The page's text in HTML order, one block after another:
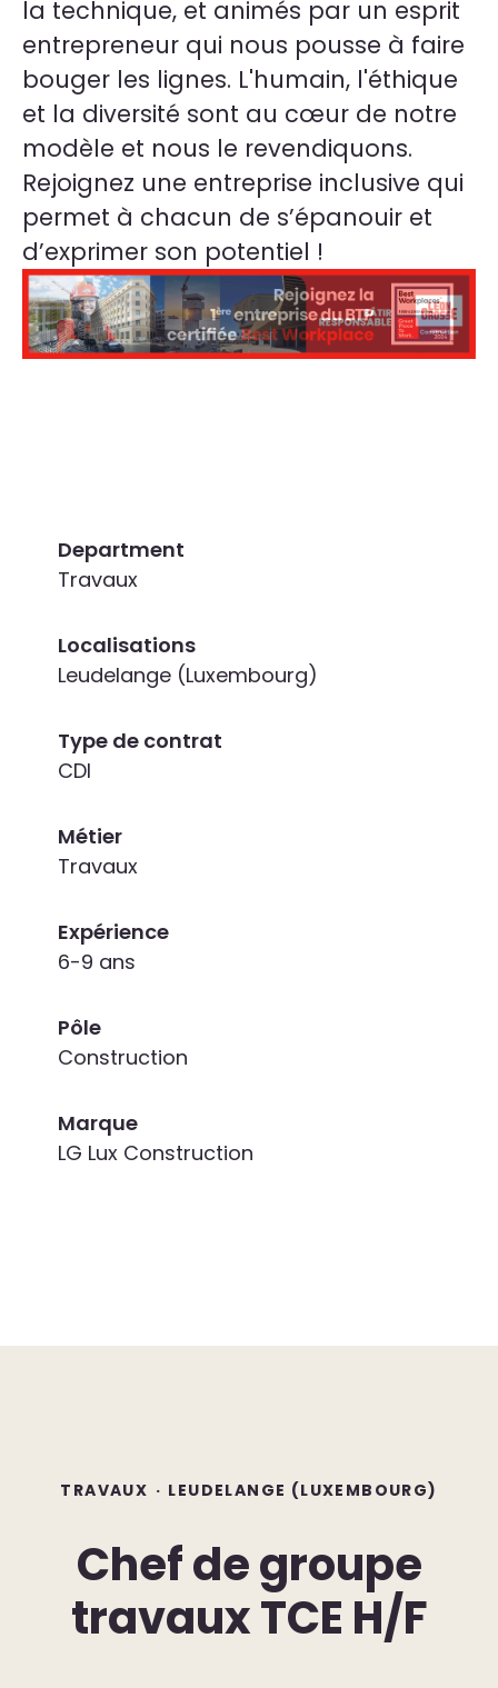
la technique, et animés par un esprit
entrepreneur qui nous pousse à faire
bouger les lignes. L'humain, l'éthique
et la diversité sont au cœur de notre
modèle et nous le revendiquons.
Rejoignez une entreprise inclusive qui
permet à chacun de s’épanouir et
d’exprimer son potentiel !
Department
Travaux
Localisations
Leudelange (Luxembourg)
Type de contrat
CDI
Métier
Travaux
Expérience
6-9 ans
Pôle
Construction
Marque
LG Lux Construction
TRAVAUX · LEUDELANGE (LUXEMBOURG)
Chef de groupe
travaux TCE H/F